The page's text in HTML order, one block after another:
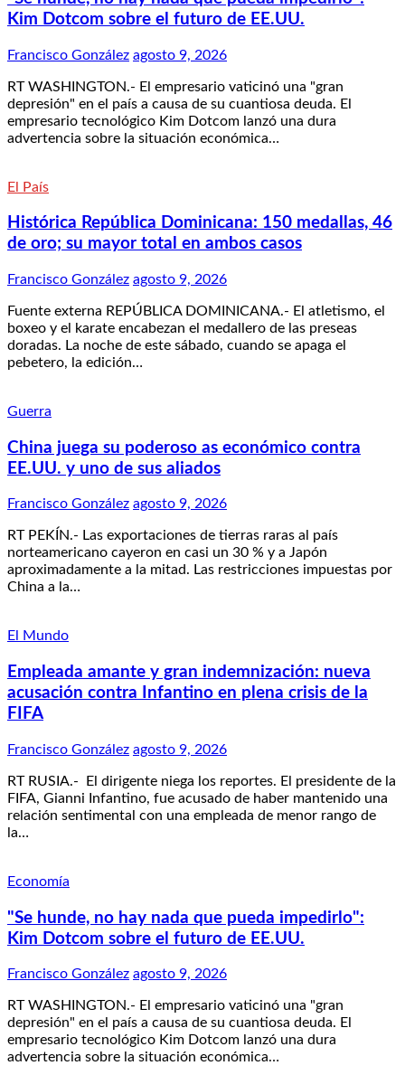
Kim Dotcom sobre el futuro de EE.UU.
Francisco González agosto 9, 2026
RT WASHINGTON.- El empresario vaticinó una "gran
depresión" en el país a causa de su cuantiosa deuda. El
empresario tecnológico Kim Dotcom lanzó una dura
advertencia sobre la situación económica…
El País
Histórica República Dominicana: 150 medallas, 46
de oro; su mayor total en ambos casos
Francisco González agosto 9, 2026
Fuente externa REPÚBLICA DOMINICANA.- El atletismo, el
boxeo y el karate encabezan el medallero de las preseas
doradas. La noche de este sábado, cuando se apaga el
pebetero, la edición…
Guerra
China juega su poderoso as económico contra
EE.UU. y uno de sus aliados
Francisco González agosto 9, 2026
RT PEKÍN.- Las exportaciones de tierras raras al país
norteamericano cayeron en casi un 30 % y a Japón
aproximadamente a la mitad. Las restricciones impuestas por
China a la…
El Mundo
Empleada amante y gran indemnización: nueva
acusación contra Infantino en plena crisis de la
FIFA
Francisco González agosto 9, 2026
RT RUSIA.- El dirigente niega los reportes. El presidente de la
FIFA, Gianni Infantino, fue acusado de haber mantenido una
relación sentimental con una empleada de menor rango de
la…
Economía
"Se hunde, no hay nada que pueda impedirlo":
Kim Dotcom sobre el futuro de EE.UU.
Francisco González agosto 9, 2026
RT WASHINGTON.- El empresario vaticinó una "gran
depresión" en el país a causa de su cuantiosa deuda. El
empresario tecnológico Kim Dotcom lanzó una dura
advertencia sobre la situación económica…